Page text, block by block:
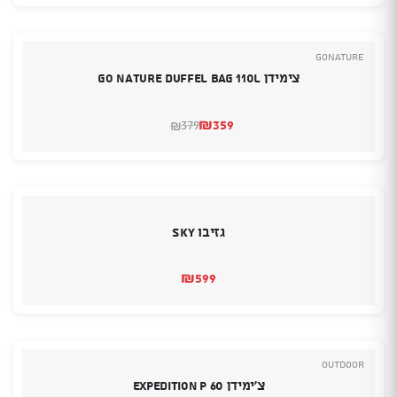
GoNature
צימידן Go Nature Duffel Bag 110L
₪379
המחיר₪359
המחיר
גזיבו SKY
₪599
Outdoor
צ’ימידן Expedition P 60